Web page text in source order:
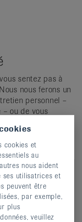
sentez pas à
nous ferons un
personnel –
ou de vous
la Ligue suisse
cookies et
au
nous aident
ses utilisatrices et
peuvent être
par exemple,
plus
veuillez